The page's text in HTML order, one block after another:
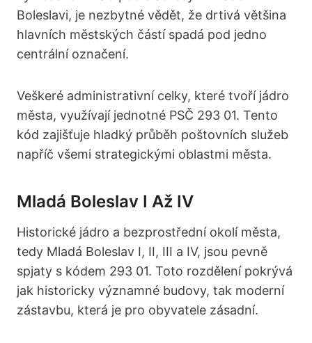
Boleslavi, je nezbytné vědět, že drtivá většina
hlavních městských částí spadá pod jedno
centrální označení.
Veškeré administrativní celky, které tvoří jádro
města, využívají jednotné PSČ 293 01. Tento
kód zajišťuje hladký průběh poštovních služeb
napříč všemi strategickými oblastmi města.
Mladá Boleslav I Až IV
Historické jádro a bezprostřední okolí města,
tedy Mladá Boleslav I, II, III a IV, jsou pevně
spjaty s kódem 293 01. Toto rozdělení pokrývá
jak historicky významné budovy, tak moderní
zástavbu, která je pro obyvatele zásadní.